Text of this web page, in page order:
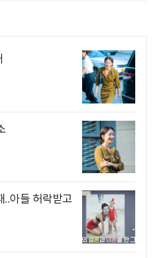
..아들 허락받고